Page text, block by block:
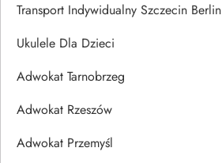
Transport Indywidualny Szczecin Berlin
Ukulele Dla Dzieci
Adwokat Tarnobrzeg
Adwokat Rzeszów
Adwokat Przemyśl